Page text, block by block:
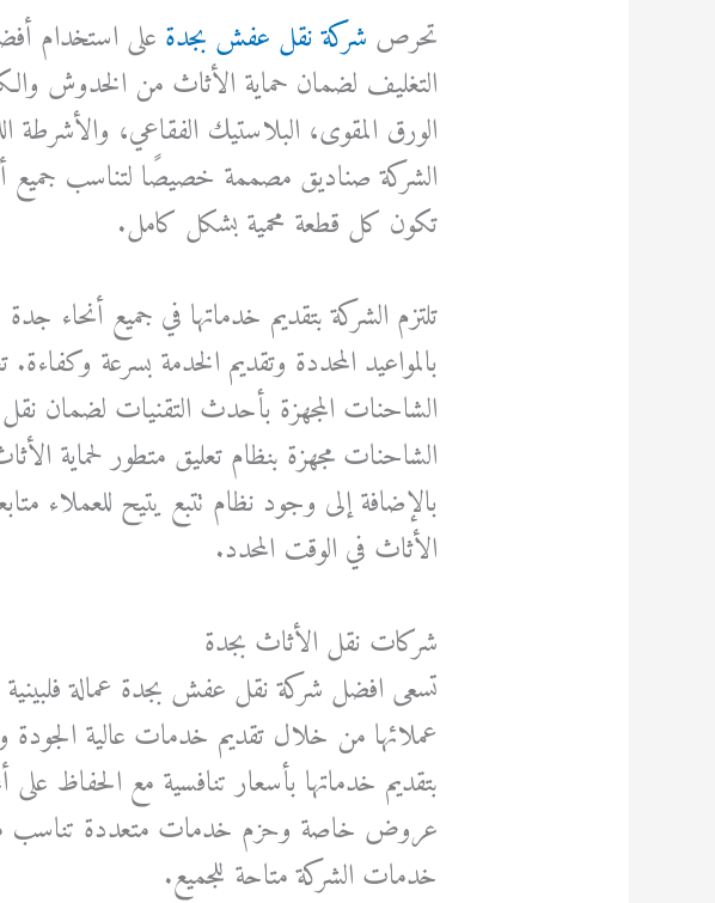
تحرص شركة نقل عفش بجدة على استخدام
التغليف لضمان حماية الأثاث من الخدوش
الورق المقوى، البلاستيك الفقاعي، والأشرطة
الشركة صناديق مصممة خصيصًا لتناسب جميع
تكون كل قطعة محمية بشكل كامل.
تلتزم الشركة بتقديم خدماتها في جميع أنحاء جدة
بالمواعيد المحددة وتقديم الخدمة بسرعة
الشاحنات المجهزة بأحدث التقنيات لضمان نقل
الشاحنات مجهزة بنظام تعليق متطور لحماية
بالإضافة إلى وجود نظام تتبع يتيح للعملاء
الأثاث في الوقت المحدد.
شركات نقل الأثاث بجدة
تسعى افضل شركة نقل عفش بجدة عمالة فلبينية
عملائها من خلال تقديم خدمات عالية الجودة
بتقديم خدماتها بأسعار تنافسية مع الحفاظ على
عروض خاصة وحزم خدمات متعددة تناسب
خدمات الشركة متاحة للجميع.